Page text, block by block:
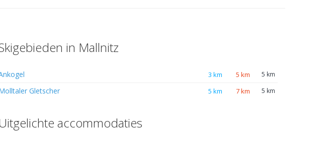
in Mallnitz
3 km 5 km 5 km
Gletscher 5 km 7 km 5 km
accommodaties